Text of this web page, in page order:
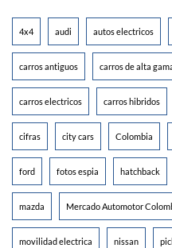
4x4 audi autos electricos
carros antiguos carros de alta
carros electricos carros hibridos
cifras city cars Colombia
ford fotos espia hatchback
mazda Mercado Automotor
movilidad electrica nissan